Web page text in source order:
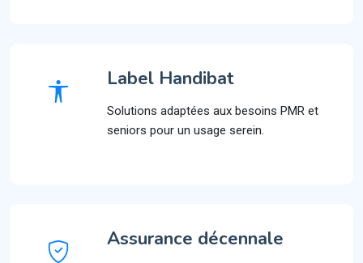
Label Handibat
Solutions adaptées aux besoins PMR et
seniors pour un usage serein.
Assurance décennale